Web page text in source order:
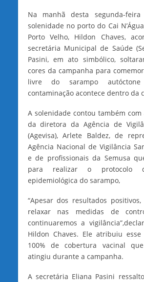
Na manhã desta segunda-
solenidade no porto do Cai
Porto Velho, Hildon Chaves,
secretária Municipal de Saúde
Pasini, em ato simbólico,
cores da campanha para
livre do sarampo
contaminação acontece dentro da
A solenidade contou também
da diretora da Agência de
(Agevisa), Arlete Baldez, de
Agência Nacional de Vigilância
e de profissionais da Semusa
para realizar o protocolo
epidemiológica do sarampo,
“Apesar dos resultados
relaxar nas medidas de
continuaremos a
Hildon Chaves. Ele atribuiu
100% de cobertura vacinal
atingiu durante a campanha.
A secretária Eliana Pasini